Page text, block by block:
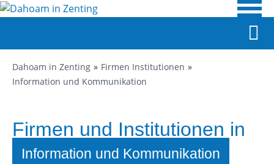
Dahoam in Zenting
Firmen Institutionen
Information und Kommunikation
Firmen und Institutionen in
Zenting
Information und Kommunikation